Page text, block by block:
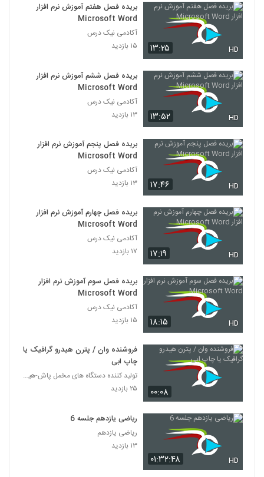
۱۳:۲۵ HD
بریده فصل هفتم آموزش نرم افزار
Microsoft Word
آکادمی نیک درس
۱۵ بازدید
۱۳:۵۲ HD
بریده فصل ششم آموزش نرم افزار
Microsoft Word
آکادمی نیک درس
۱۳ بازدید
۱۷:۴۶ HD
بریده فصل پنجم آموزش نرم افزار
Microsoft Word
آکادمی نیک درس
۱۳ بازدید
۱۷:۱۹ HD
بریده فصل چهارم آموزش نرم افزار
Microsoft Word
آکادمی نیک درس
۱۷ بازدید
۱۸:۱۵ HD
بریده فصل سوم آموزش نرم افزار
Microsoft Word
آکادمی نیک درس
۱۵ بازدید
۰۰:۰۸
فروشنده وان / پترن هیدرو گرافیک یا
چاپ ابی
تولید کننده دستگاه های مخمل پاش-هیدروگرافیک-ابکاری
۲۵ بازدید
۰۱:۳۲:۴۸ HD
ریاضی یازدهم جلسه 6
ریاضی یازدهم
۱۳ بازدید